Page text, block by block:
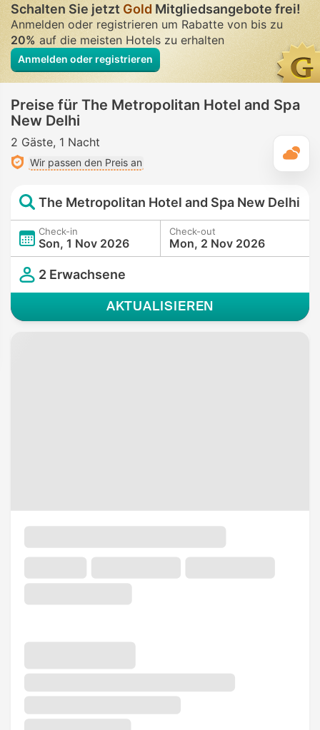
Schalten Sie jetzt Gold Mitgliedsangebote frei!
Anmelden oder registrieren um Rabatte von bis zu
20% auf die meisten Hotels zu erhalten
Anmelden oder registrieren
Preise für The Metropolitan Hotel and Spa
New Delhi
2 Gäste 1 Nacht
Wir passen den Preis an
The Metropolitan Hotel and Spa New Delhi
Check-in
Son, 1 Nov 2026
Check-out
Mon, 2 Nov 2026
2 Erwachsene
AKTUALISIEREN